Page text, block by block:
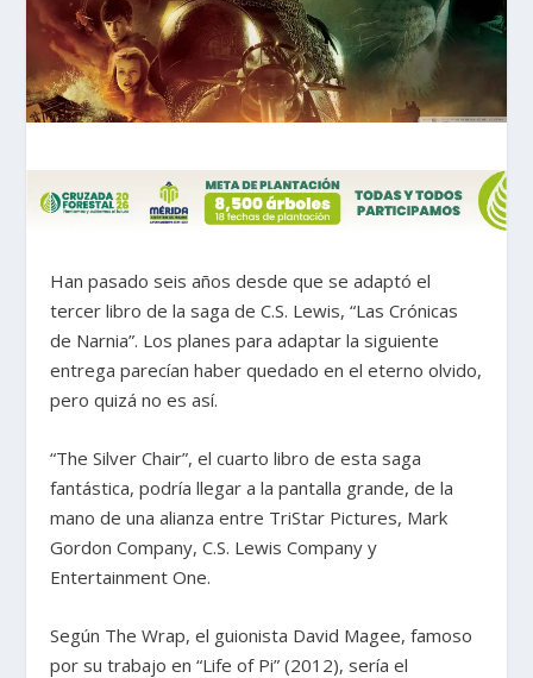
Han pasado seis años desde que se adaptó el
tercer libro de la saga de C.S. Lewis, “Las Crónicas
de Narnia”. Los planes para adaptar la siguiente
entrega parecían haber quedado en el eterno olvido,
pero quizá no es así.
“The Silver Chair”, el cuarto libro de esta saga
fantástica, podría llegar a la pantalla grande, de la
mano de una alianza entre TriStar Pictures, Mark
Gordon Company, C.S. Lewis Company y
Entertainment One.
Según The Wrap, el guionista David Magee, famoso
por su trabajo en “Life of Pi” (2012), sería el